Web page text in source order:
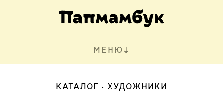
МЕНЮ
КАТАЛОГ ХУДОЖНИКИ